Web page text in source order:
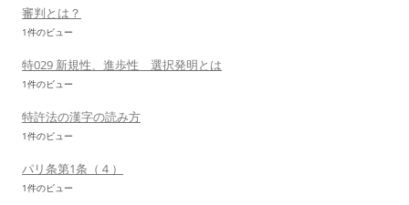
審判とは？
1件のビュー
特029 新規性、進歩性 選択発明とは
1件のビュー
特許法の漢字の読み方
1件のビュー
パリ条第1条（４）
1件のビュー